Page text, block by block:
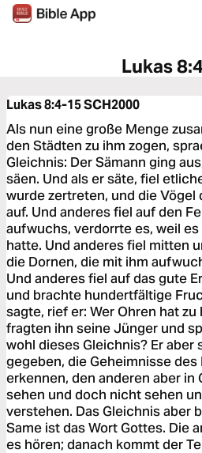
Lukas
Lukas 8:4-15SCH2000
Als nun eine große Menge
den Städten zu ihm zogen,
Gleichnis: Der Sämann ging
säen. Und als er säte, fiel
wurde zertreten, und die Vögel
auf. Und anderes fiel auf den
aufwuchs, verdorrte es, weil
hatte. Und anderes fiel mitten
die Dornen, die mit ihm
Und anderes fiel auf das gute
und brachte hundertfältige
sagte, rief er: Wer Ohren hat zu
fragten ihn seine Jünger und
wohl dieses Gleichnis? Er aber
gegeben, die Geheimnisse des
erkennen, den anderen aber in
sehen und doch nicht sehen
verstehen. Das Gleichnis aber
Same ist das Wort Gottes. Die
es hören; danach kommt der